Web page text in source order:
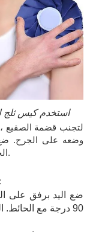
استخدم كيس ثلج
لتجنب قضمة الصقيع
الجلد يعود إلى درجة الحرارة الطبيعية بعد وضعه.
يمكنك متابعة التمرين أدناه لتحسين ألم كتفك:
ضع اليد برفق على
90 درجة مع الحائط.